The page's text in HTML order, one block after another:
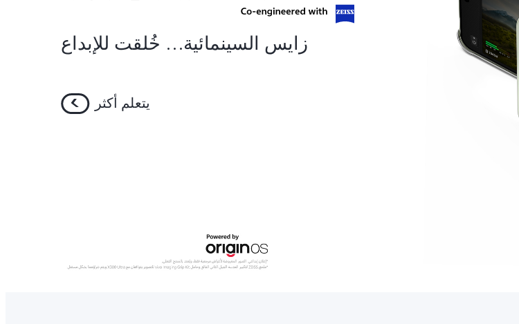
زايس السينمائية… خُلقت للإبداع
يتعلم أكثر